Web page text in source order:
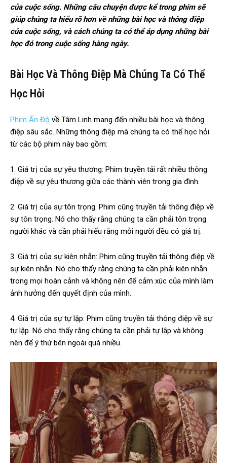
của cuộc sống. Những câu chuyện được kể trong phim sẽ
giúp chúng ta hiểu rõ hơn về những bài học và thông điệp
của cuộc sống, và cách chúng ta có thể áp dụng những bài
học đó trong cuộc sống hàng ngày.
Bài Học Và Thông Điệp Mà Chúng Ta Có Thể
Học Hỏi
Phim Ấn Độ về Tâm Linh mang đến nhiều bài học và thông
điệp sâu sắc. Những thông điệp mà chúng ta có thể học hỏi
từ các bộ phim này bao gồm:
1. Giá trị của sự yêu thương: Phim truyền tải rất nhiều thông
điệp về sự yêu thương giữa các thành viên trong gia đình.
2. Giá trị của sự tôn trọng: Phim cũng truyền tải thông điệp về
sự tôn trọng. Nó cho thấy rằng chúng ta cần phải tôn trọng
người khác và cần phải hiểu rằng mỗi người đều có giá trị.
3. Giá trị của sự kiên nhẫn: Phim cũng truyền tải thông điệp về
sự kiên nhẫn. Nó cho thấy rằng chúng ta cần phải kiên nhẫn
trong mọi hoàn cảnh và không nên để cảm xúc của mình làm
ảnh hưởng đến quyết định của mình.
4. Giá trị của sự tự lập: Phim cũng truyền tải thông điệp về sự
tự lập. Nó cho thấy rằng chúng ta cần phải tự lập và không
nên để ý thứ bên ngoài quá nhiều.